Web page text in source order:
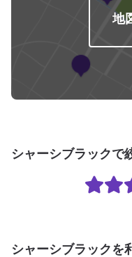
地
シャーシブラックで
シャーシブラックを